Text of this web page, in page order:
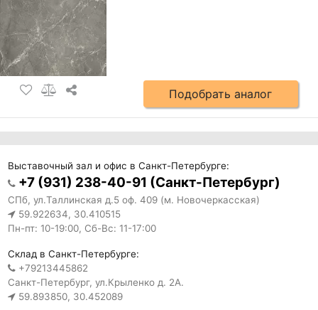
Подобрать аналог
Выставочный зал и офис в Санкт-Петербурге:
+7 (931) 238-40-91 (Санкт-Петербург)
СПб, ул.Таллинская д.5 оф. 409 (м. Новочеркасская)
59.922634, 30.410515
Пн-пт: 10-19:00, Сб-Вс: 11-17:00
Склад в Санкт-Петербурге:
+79213445862
Санкт-Петербург, ул.Крыленко д. 2А.
59.893850, 30.452089